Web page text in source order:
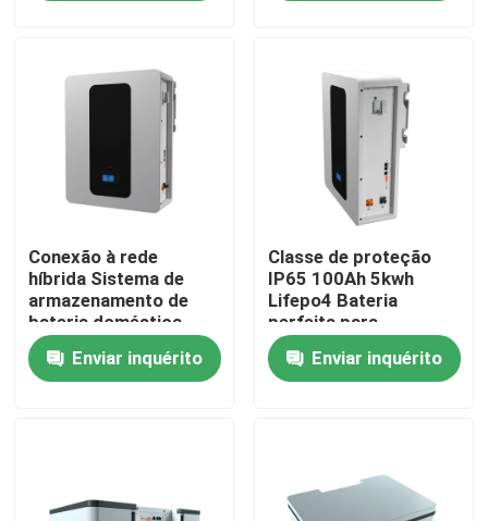
Quem Somos
Fale Conosco
notícias
Bateria do íon LiFePO4 do lítio
Conexão à rede
híbrida Sistema de
armazenamento de
bateria doméstica
51.2V 100Ah Bateria
de armazenamento
ESS 5kWh
Enviar inquérito
Classe de proteção
IP65 100Ah 5kwh
Lifepo4 Bateria
perfeita para
armazenamento de
energia Bateria ESS
Enviar inquérito